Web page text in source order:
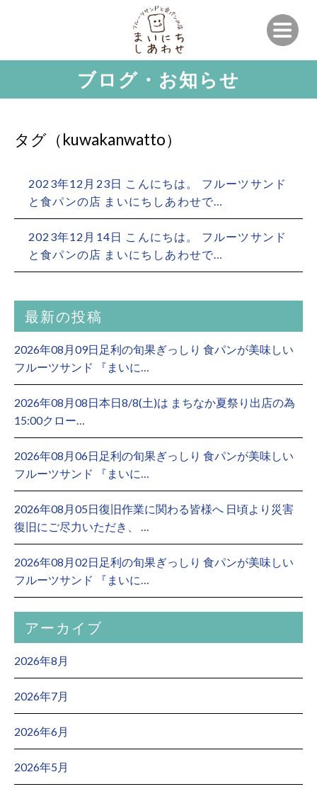
ブログ・お知らせ
タグ（kuwakanwatto）
2023年12月23日 こんにちは。 フルーツサンド
と食パンの店 まいにちしあわせで…
2023年12月14日 こんにちは。 フルーツサンド
と食パンの店 まいにちしあわせで…
最新の投稿
2026年08月09日足利の旬果ぎっしり 食パンが美味しい
フルーツサンド 『まいに…
2026年08月08日本日8/8(土)は まちなか夏祭り出店の為
15:00クロー…
2026年08月06日足利の旬果ぎっしり 食パンが美味しい
フルーツサンド 『まいに…
2026年08月05日復旧作業に関わる皆様へ 日頃より災害
復旧にご尽力いただき、 …
2026年08月02日足利の旬果ぎっしり 食パンが美味しい
フルーツサンド 『まいに…
アーカイブ
2026年8月
2026年7月
2026年6月
2026年5月